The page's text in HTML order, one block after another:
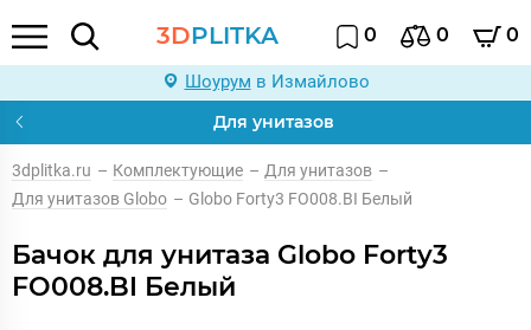
3DPLITKA 0 0 0
Шоурум в Измайлово
Для унитазов
3dplitka.ru – Комплектующие – Для унитазов –
Для унитазов Globo – Globo Forty3 FO008.BI Белый
Бачок для унитаза Globo Forty3
FO008.BI Белый